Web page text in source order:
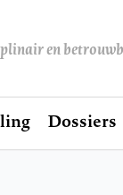
en
Dossiers